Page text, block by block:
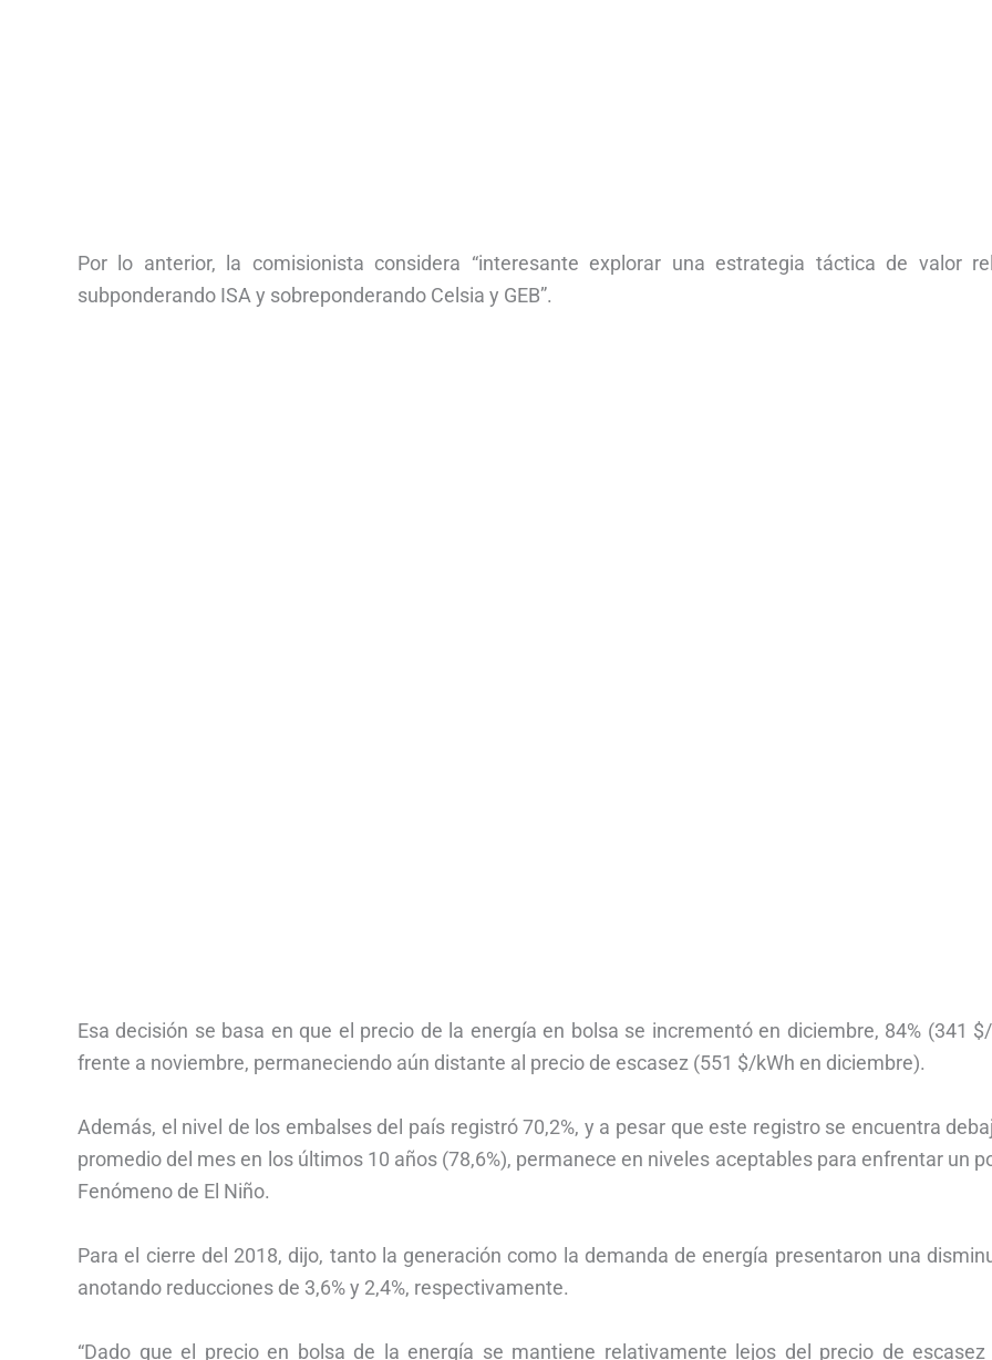
Por lo anterior, la comisionista considera “interesante explorar una estrategia táctica de valor
subponderando ISA y sobreponderando Celsia y GEB”.
Esa decisión se basa en que el precio de la energía en bolsa se incrementó en diciembre, 84% (341
frente a noviembre, permaneciendo aún distante al precio de escasez (551 $/kWh en diciembre).
Además, el nivel de los embalses del país registró 70,2%, y a pesar que este registro se encuentra
promedio del mes en los últimos 10 años (78,6%), permanece en niveles aceptables para enfrentar un
Fenómeno de El Niño.
Para el cierre del 2018, dijo, tanto la generación como la demanda de energía presentaron una
anotando reducciones de 3,6% y 2,4%, respectivamente.
“Dado que el precio en bolsa de la energía se mantiene relativamente lejos del precio de